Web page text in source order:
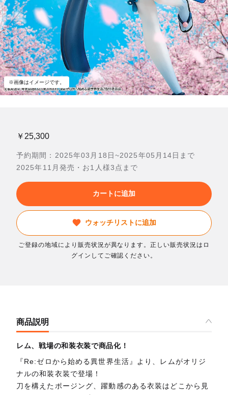
※画像はイメージです。
￥25,300
予約期間：2025年03月18日~2025年05月14日まで
2025年11月発売・お1人様3点まで
カートに追加
ウォッチリストに追加
ご登録の地域により販売状況が異なります。正しい販売状況はロ
グインしてご確認ください。
商品説明
レム、戦場の和装衣装で商品化！
『Re:ゼロから始める異世界生活』より、レムがオリジ
ナルの和装衣装で登場！
刀を構えたポージング、躍動感のある衣装はどこから見